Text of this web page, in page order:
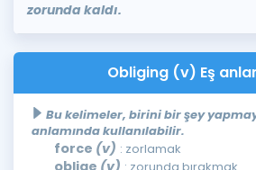
zorunda kaldı.
Obliging (v) Eş
Bu kelimeler, birini bir şey
anlamında kullanılabilir.
force (v) : zorlamak
oblige (v)